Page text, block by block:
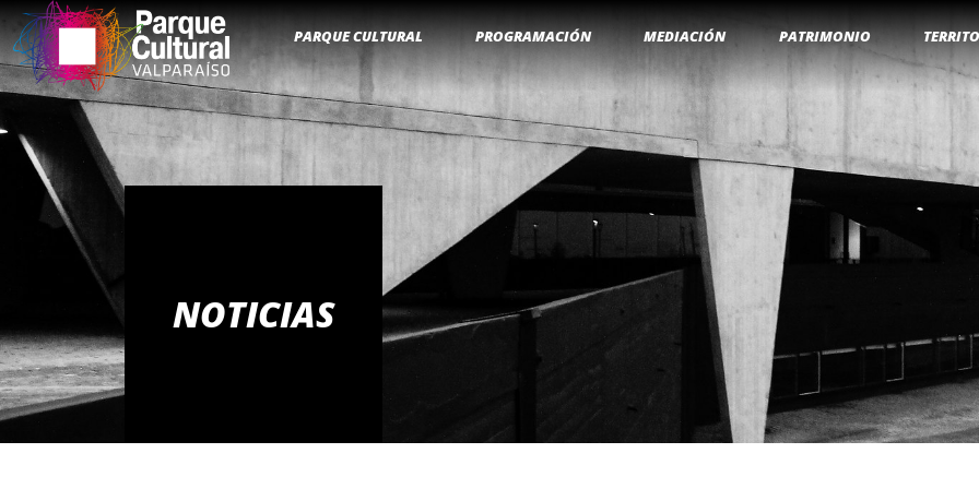
PARQUE CULTURAL PROGRAMACIÓN MEDIACIÓN PATRIMONIO
NOTICIAS